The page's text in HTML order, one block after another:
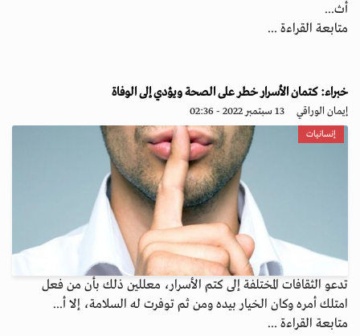
أث...
متابعة القراءة ...
خبراء: كتمان الأسرار خطر على الصحة ويؤدي إلى الوفاة
إيمان الوراقي 13 سبتمبر 2022 - 02:36
إنسانيات
تدعو الثقافات المختلفة إلى كتم الأسرار، معللين ذلك بأن من فعل
امتلك أمره وكان الخيار بيده ومن ثم توفرت له السلامة، إلا أ...
متابعة القراءة ...